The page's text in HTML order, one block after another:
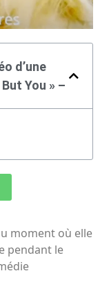
d’une
You » –
moment où elle
pendant le